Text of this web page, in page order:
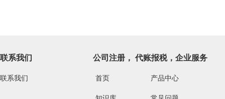
联系我们
联系我们
公司注册， 代账报税，企业服务
首页 产品中心